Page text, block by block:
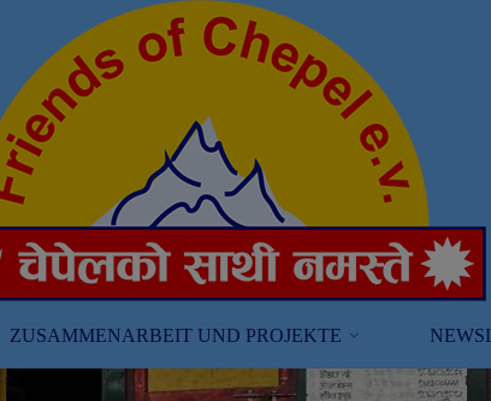
ZUSAMMENARBEIT UND PROJEKTE